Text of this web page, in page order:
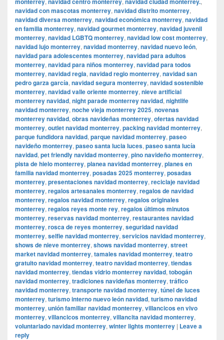
navidad con mascotas monterrey, navidad distrito monterrey,
navidad diversa monterrey, navidad económica monterrey, navidad
en familia monterrey, navidad gourmet monterrey, navidad juvenil
monterrey, navidad LGBTQ monterrey, navidad low cost monterrey,
navidad lujo monterrey, navidad monterrey, navidad nuevo león,
navidad para adolescentes monterrey, navidad para adultos
monterrey, navidad para niños monterrey, navidad para todos
monterrey, navidad regia, navidad regio monterrey, navidad san
pedro garza garcía, navidad segura monterrey, navidad sostenible
monterrey, navidad valle oriente monterrey, nieve artificial
monterrey navidad, night parade monterrey navidad, nightlife
navidad monterrey, noche vieja monterrey 2025, novenas
monterrey navidad, obras navideñas monterrey, ofertas navidad
monterrey, outlet navidad monterrey, packing navidad monterrey,
parque fundidora navidad, parque navidad monterrey, paseo
navideño monterrey, paseo santa lucia luces, paseo santa lucía
navidad, pet friendly navidad monterrey, pino navideño monterrey,
pista de hielo monterrey, planea navidad monterrey, planes en
familia navidad monterrey, posadas 2025 monterrey, posadas
monterrey, presentaciones navidad monterrey, reciclaje navidad
monterrey, regalos artesanales monterrey, regalos de navidad
monterrey, regalos navidad monterrey, regalos originales
monterrey, regalos reyes monte rey, regalos últimos minutos
monterrey, reservas navidad monterrey, restaurantes navidad
monterrey, rosca de reyes monterrey, seguridad navidad
monterrey, selfie navidad monterrey, servicios navidad monterrey,
shows de nieve monterrey, shows navidad monterrey, street
market navidad monterrey, tamales navidad monterrey, teatro
gratuito navidad monterrey, teatro navidad monterrey, tiendas
navidad monterrey, tiendas vidrio monterrey navidad, tobogán
navidad monterrey, tradiciones navideñas monterrey, tráfico
navidad monterrey, transporte navidad monterrey, túnel de luces
monterrey, turismo interno nuevo león navidad, turismo navidad
monterrey, unión familiar navidad monterrey, villancicos en vivo
monterrey, villancicos monterrey, villancita navidad monterrey,
voluntariado navidad monterrey, winter lights monterrey | Leave a
reply